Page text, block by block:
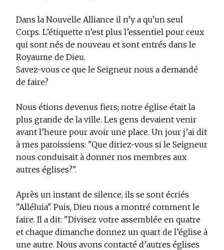
Dans la Nouvelle Alliance il n’y a qu’un seul
Corps. L’étiquette n’est plus l’essentiel pour ceux
qui sont nés de nouveau et sont entrés dans le
Royaume de Dieu.
Savez-vous ce que le Seigneur nous a demandé
de faire?
Nous étions devenus fiers; notre église était la
plus grande de la ville. Les gens devaient venir
avant l’heure pour avoir une place. Un jour j’ai dit
à mes paroissiens: "Que diriez-vous si le Seigneur
nous conduisait à donner nos membres aux
autres églises?".
Après un instant de silence, ils se sont écriés
"Alléluia". Puis, Dieu nous a montré comment le
faire. Il a dit: "Divisez votre assemblée en quatre
et chaque dimanche donnez un quart de l’église à
une autre. Nous avons contacté d’autres églises